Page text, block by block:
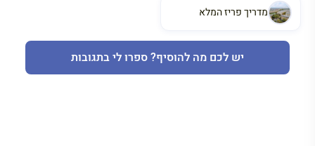
מדריך פריז המלא
יש לכם מה להוסיף? ספרו לי בתגובות